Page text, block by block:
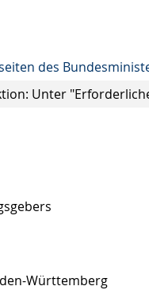
des
Unter
Württemberg